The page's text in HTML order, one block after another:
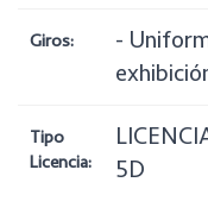
Giros:
-
Tipo
Licencia:
5D